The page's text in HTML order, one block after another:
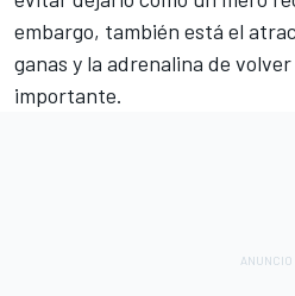
embargo, también está el
ganas y la adrenalina de
importante.